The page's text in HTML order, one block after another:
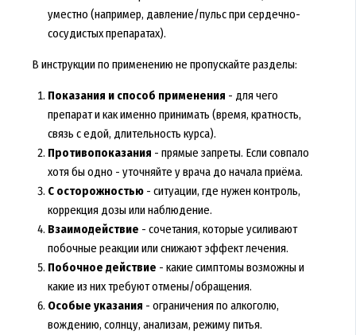
уместно (например, давление/пульс при сердечно-
сосудистых препаратах).
В инструкции по применению не пропускайте разделы:
Показания и способ применения - для чего
препарат и как именно принимать (время, кратность,
связь с едой, длительность курса).
Противопоказания - прямые запреты. Если совпало
хотя бы одно - уточняйте у врача до начала приёма.
С осторожностью- ситуации, где нужен контроль,
коррекция дозы или наблюдение.
Взаимодействие - сочетания, которые усиливают
побочные реакции или снижают эффект лечения.
Побочное действие - какие симптомы возможны и
какие из них требуют отмены/обращения.
Особые указания - ограничения по алкоголю,
вождению, солнцу, анализам, режиму питья.